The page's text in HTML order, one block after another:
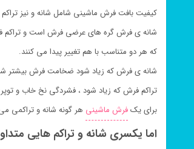
کیفیت بافت فرش ماشینی شامل شانه و نیز
شانه ی فرش گره های عرضی فرش است و
که هر دو متناسب با هم تغییر پیدا می کنند.
شانه ی فرش که زیاد شود ضخامت فرش بیشتر
تراکم فرش که زیاد شود ، فشردگی نخ خاب و
برای یکفرش ماشینی هر گونه شانه و تراکمی
اما یکسری شانه و تراکم هایی